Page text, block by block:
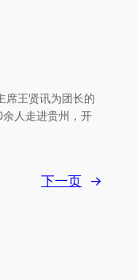
席王贤讯为团长的
人走进贵州，开
下一页 →